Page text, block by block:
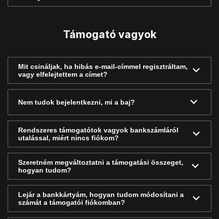
Támogató vagyok
Mit csináljak, ha hibás e-mail-címmel regisztráltam,
vagy elfelejtettem a címet?
Nem tudok bejelentkezni, mi a baj?
Rendszeres támogatótok vagyok bankszámláról
utalással, miért nincs fiókom?
Szeretném megváltoztatni a támogatási összeget,
hogyan tudom?
Lejár a bankkártyám, hogyan tudom módosítani a
számát a támogatói fiókomban?